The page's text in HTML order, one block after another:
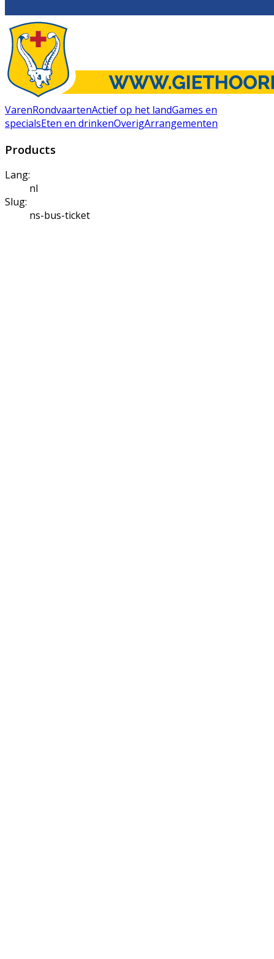
VarenRondvaartenActief op het landGames en
specialsEten en drinkenOverigArrangementen
Products
Lang:
nl
Slug:
ns-bus-ticket